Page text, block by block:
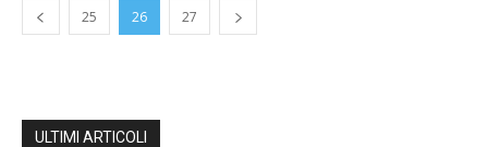
25 26 27
ULTIMI ARTICOLI